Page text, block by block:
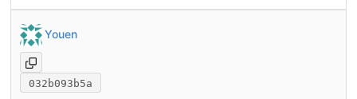
Youen
032b093b5a